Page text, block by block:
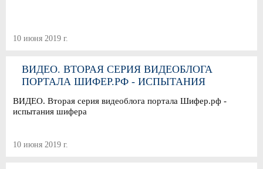
10 июня 2019 г.
ВИДЕО. ВТОРАЯ СЕРИЯ ВИДЕОБЛОГА
ПОРТАЛА ШИФЕР.РФ - ИСПЫТАНИЯ
ВИДЕО. Вторая серия видеоблога портала Шифер.рф -
испытания шифера
10 июня 2019 г.